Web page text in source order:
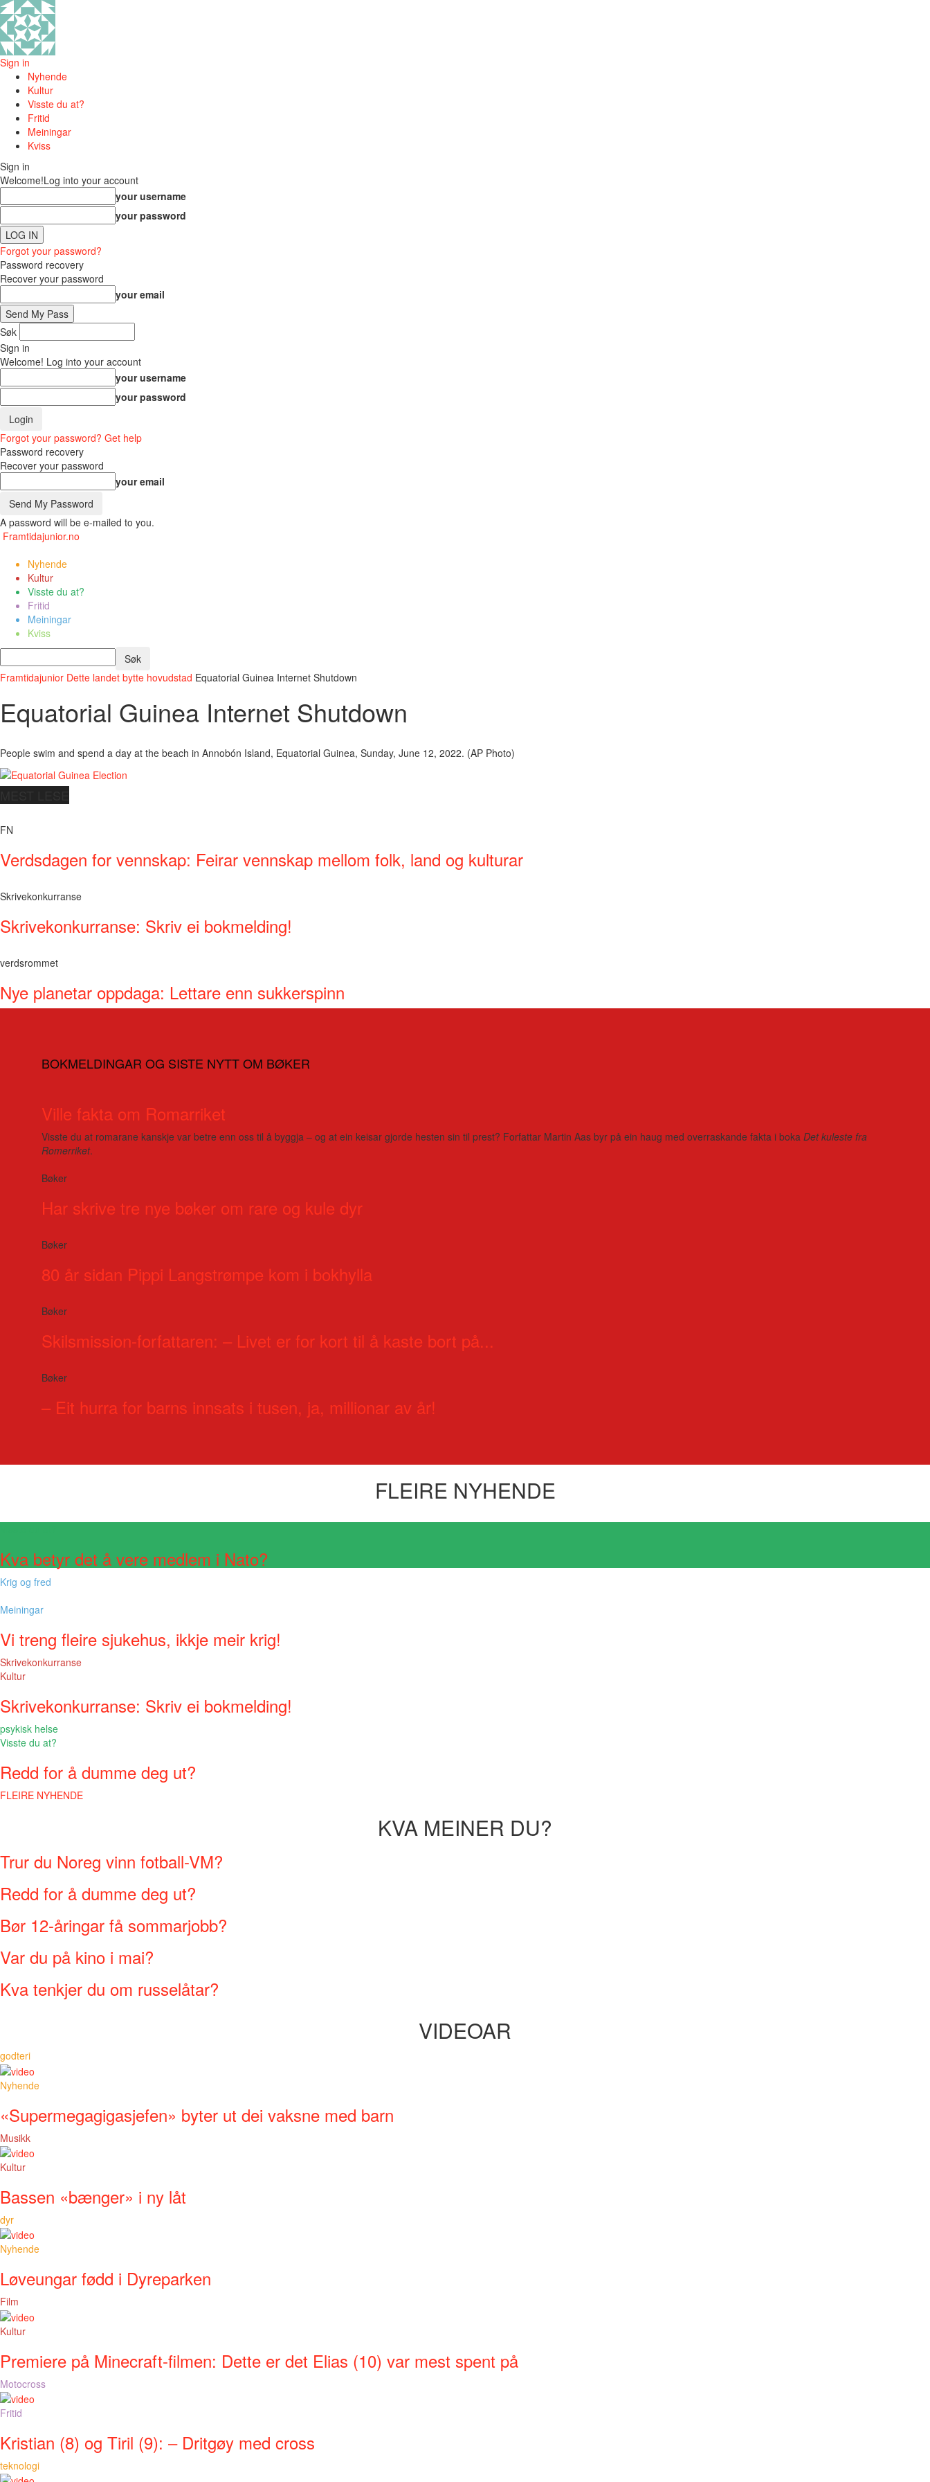
Sign in
Nyhende
Kultur
Visste du at?
Fritid
Meiningar
Kviss
Sign in
Welcome!Log into your account
your username
your password
Forgot your password?
Password recovery
Recover your password
your email
Søk
Sign in
Welcome! Log into your account
your username
your password
Forgot your password? Get help
Password recovery
Recover your password
your email
A password will be e-mailed to you.
Framtidajunior.no
Nyhende
Kultur
Visste du at?
Fritid
Meiningar
Kviss
Framtidajunior Dette landet bytte hovudstad Equatorial Guinea Internet Shutdown
Equatorial Guinea Internet Shutdown
People swim and spend a day at the beach in Annobón Island, Equatorial Guinea, Sunday, June 12, 2022. (AP Photo)
FN
Verdsdagen for vennskap: Feirar vennskap mellom folk, land og kulturar
Skrivekonkurranse
Skrivekonkurranse: Skriv ei bokmelding!
verdsrommet
Nye planetar oppdaga: Lettare enn sukkerspinn
BOKMELDINGAR OG SISTE NYTT OM BØKER
Ville fakta om Romarriket
Visste du at romarane kanskje var betre enn oss til å byggja – og at ein keisar gjorde hesten sin til prest? Forfattar Martin Aas byr på ein haug med overraskande fakta i boka Det kuleste fra
Romerriket.
Bøker
Har skrive tre nye bøker om rare og kule dyr
Bøker
80 år sidan Pippi Langstrømpe kom i bokhylla
Bøker
Skilsmission-forfattaren: – Livet er for kort til å kaste bort på...
Bøker
– Eit hurra for barns innsats i tusen, ja, millionar av år!
FLEIRE NYHENDE
Kva betyr det å vere medlem i Nato?
Krig og fred
Meiningar
Vi treng fleire sjukehus, ikkje meir krig!
Skrivekonkurranse
Kultur
Skrivekonkurranse: Skriv ei bokmelding!
psykisk helse
Visste du at?
Redd for å dumme deg ut?
FLEIRE NYHENDE
KVA MEINER DU?
Trur du Noreg vinn fotball-VM?
Redd for å dumme deg ut?
Bør 12-åringar få sommarjobb?
Var du på kino i mai?
Kva tenkjer du om russelåtar?
VIDEOAR
godteri
Nyhende
«Supermegagigasjefen» byter ut dei vaksne med barn
Musikk
Kultur
Bassen «bænger» i ny låt
dyr
Nyhende
Løveungar fødd i Dyreparken
Film
Kultur
Premiere på Minecraft-filmen: Dette er det Elias (10) var mest spent på
Motocross
Fritid
Kristian (8) og Tiril (9): – Dritgøy med cross
teknologi